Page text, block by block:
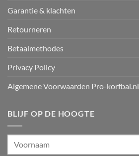
Garantie & klachten
Retourneren
Betaalmethodes
Privacy Policy
Algemene Voorwaarden Pro-korfbal.nl
BLIJF OP DE HOOGTE